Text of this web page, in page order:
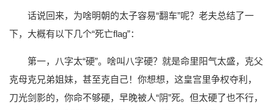
话说回来，为啥明朝的太子容易“翻车”呢？老夫总结了一
下，大概有以下几个“死亡flag”：
第一，八字太“硬”。啥叫八字硬？就是命里阳气太盛，克父
克母克兄弟姐妹，甚至克自己！你想想，这皇宫里争权夺利，
刀光剑影的，你命不够硬，早晚被人“阴”死。但太硬了也不行，